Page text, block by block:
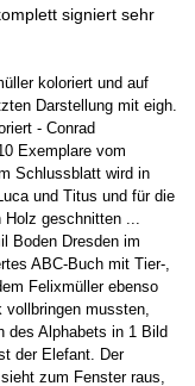
signiert sehr
koloriert und auf
Darstellung mit eigh.
- Conrad
Exemplare vom
Schlussblatt wird in
und Titus und für die
Holz geschnitten ...
Boden Dresden im
ABC-Buch mit Tier-,
Felixmüller ebenso
vollbringen mussten,
des Alphabets in 1 Bild
der Elefant. Der
zum Fenster raus,